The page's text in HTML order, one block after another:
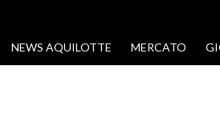
VAI AL CONTENUTO
NEWS AQUILOTTE MERCATO